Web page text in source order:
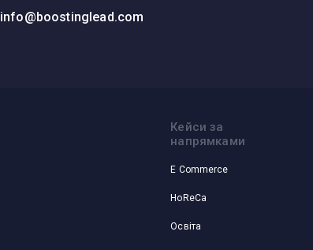
info@boostinglead.com
Кейси за
напрямками
E Commerce
HoReCa
Освіта